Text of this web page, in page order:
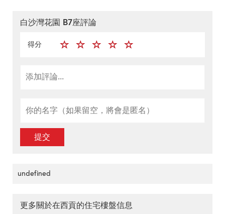
白沙灣花園 B7座評論
得分
提交
undefined
更多關於在西貢的住宅樓盤信息